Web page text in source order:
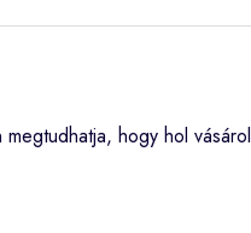
hogy hol